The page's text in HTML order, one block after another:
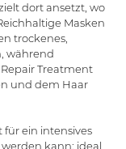
dort ansetzt, wo
Masken
trockenes,
während
Treatment
und dem Haar
für ein intensives
kann: ideal